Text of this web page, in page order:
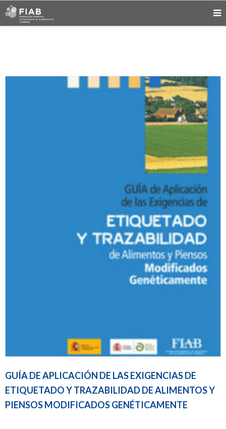
GUÍA DE APLICACIÓN DE LAS EXIGENCIAS DE
ETIQUETADO Y TRAZABILIDAD DE ALIMENTOS Y
PIENSOS MODIFICADOS GENÉTICAMENTE